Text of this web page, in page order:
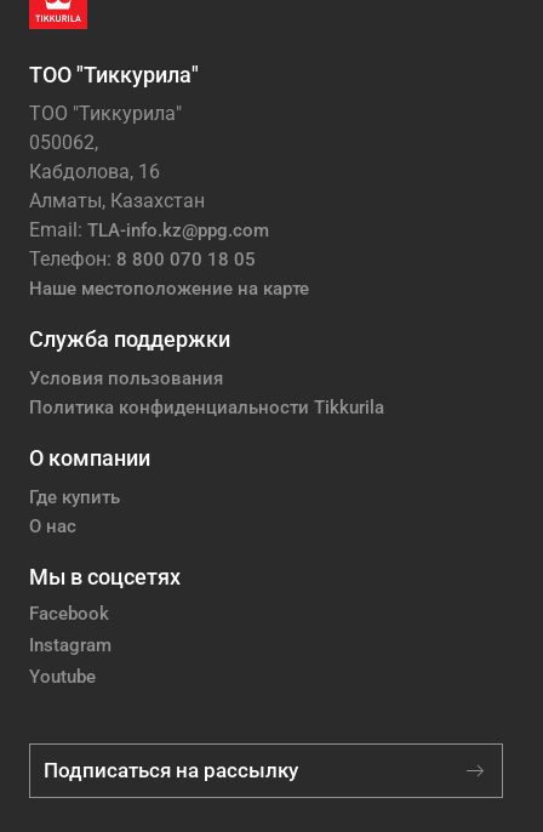
ТОО "Тиккурила"
ТОО "Тиккурила"
050062,
Кабдолова, 16
Алматы, Казахстан
Email: TLA-info.kz@ppg.com
Телефон: 8 800 070 18 05
Наше местоположение на карте
Служба поддержки
Условия пользования
Политика конфиденциальности Tikkurila
О компании
Где купить
О нас
Мы в соцсетях
Facebook
Instagram
Youtube
Подписаться на рассылку